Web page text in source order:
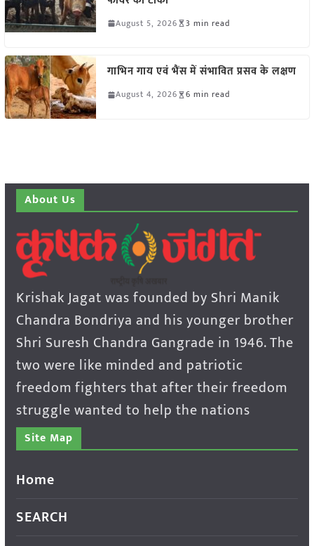
August 5, 2026 3 min read
गाभिन गाय एवं भैंस में संभावित प्रसव के लक्षण
August 4, 2026 6 min read
About Us
Krishak Jagat was founded by Shri Manik
Chandra Bondriya and his younger brother
Shri Suresh Chandra Gangrade in 1946. The
two were like minded and patriotic
freedom fighters that after their freedom
struggle wanted to help the nations
Site Map
Home
SEARCH